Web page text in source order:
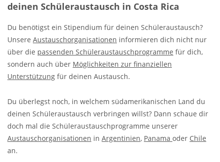
deinen Schüleraustausch in Costa Rica
Du benötigst ein Stipendium für deinen Schüleraustausch?
Unsere Austauschorganisationen informieren dich nicht nur
über die passenden Schüleraustauschprogramme für dich,
sondern auch über Möglichkeiten zur finanziellen
Unterstützung für deinen Austausch.
Du überlegst noch, in welchem südamerikanischen Land du
deinen Schüleraustausch verbringen willst? Dann schaue dir
doch mal die Schüleraustauschprogramme unserer
Austauschorganisationen in Argentinien, Panama oder Chile
an.